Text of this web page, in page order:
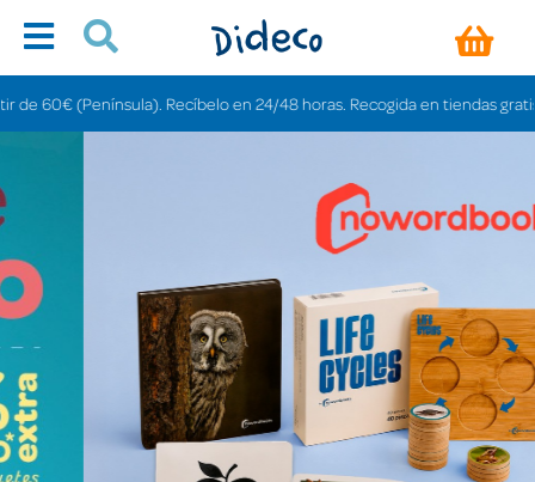
Recíbelo en 24/48 horas. Recogida en tiendas gratis en 3-6 días.